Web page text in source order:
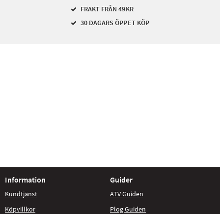
FRAKT FRÅN 49KR
30 DAGARS ÖPPET KÖP
Information
Kundtjänst
Köpvillkor
Guider
ATV Guiden
Plog Guiden